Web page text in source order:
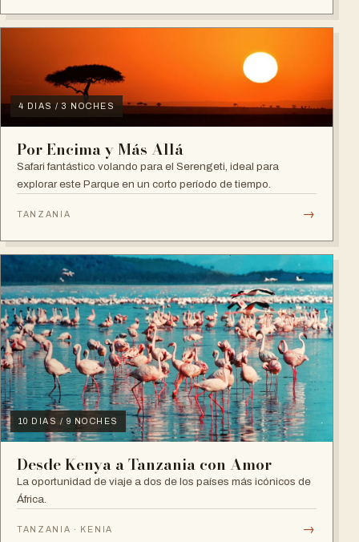
4 DIAS / 3 NOCHES
Por Encima y Más Allá
Safari fantástico volando para el Serengeti, ideal para
explorar este Parque en un corto período de tiempo.
TANZANIA →
10 DIAS / 9 NOCHES
Desde Kenya a Tanzania con Amor
La oportunidad de viaje a dos de los países más icónicos de
África.
TANZANIA · KENIA →